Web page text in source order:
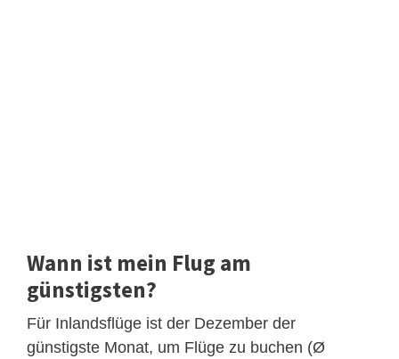
Wann ist mein Flug am
günstigsten?
Für Inlandsflüge ist der Dezember der
günstigste Monat, um Flüge zu buchen (Ø